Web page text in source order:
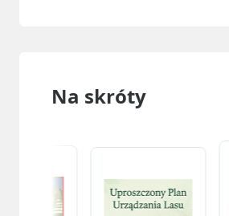
Na skróty